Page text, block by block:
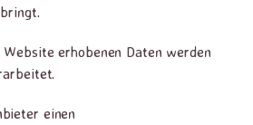
erhobenen Daten werden
einen